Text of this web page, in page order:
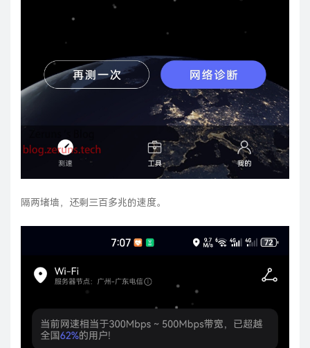
隔两堵墙，还剩三百多兆的速度。